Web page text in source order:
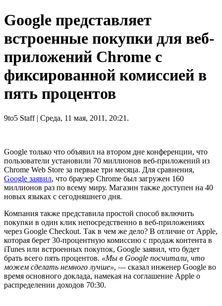
Google представляет
встроенные покупки для веб-
приложений Chrome с
фиксированной комиссией в
пять процентов
9to5 Staff| Среда, 11 мая, 2011, 20:21.
Google только что объявил на втором дне конференции, что
пользователи установили 70 миллионов веб-приложений из
Chrome Web Store за первые три месяца. Для сравнения,
Google заявил, что браузер Chrome был загружен 160
миллионов раз по всему миру. Магазин также доступен на 40
новых языках с сегодняшнего дня.
Компания также представила простой способ включить
покупки в один клик непосредственно в веб-приложениях
через Google Checkout. Так в чем же дело? В отличие от Apple,
которая берет 30-процентную комиссию с продаж контента в
iTunes или встроенных покупок, Google заявил, что будет
брать всего пять процентов. «Мы в Google посчитали, что
можем сделать немного лучше», — сказал инженер Google во
время основного доклада, намекая на соглашение Apple о
распределении доходов 70:30.